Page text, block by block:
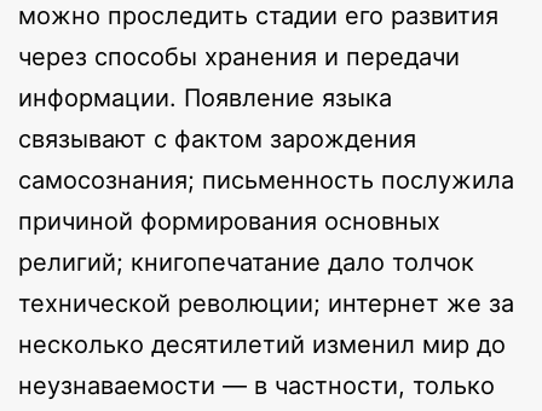
можно проследить стадии его развития
через способы хранения и передачи
информации. Появление языка
связывают с фактом зарождения
самосознания; письменность послужила
причиной формирования основных
религий; книгопечатание дало толчок
технической революции; интернет же за
несколько десятилетий изменил мир до
неузнаваемости — в частности, только